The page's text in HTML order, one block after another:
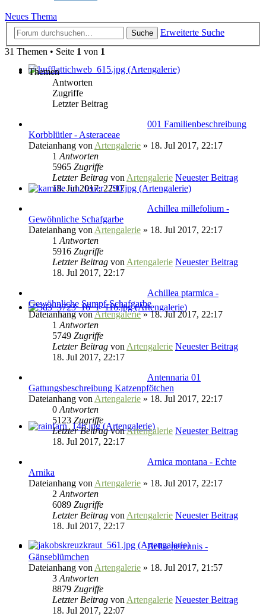
Neues Thema
Suche
Erweiterte Suche
31 Themen • Seite 1 von 1
Themen
Antworten
Zugriffe
Letzter Beitrag
001 Familienbeschreibung
Korbblütler - Asteraceae
Dateianhang von Artengalerie » 18. Jul 2017, 22:17
1 Antworten
5965 Zugriffe
Letzter Beitrag von Artengalerie Neuester Beitrag
18. Jul 2017, 22:17
Achillea millefolium -
Gewöhnliche Schafgarbe
Dateianhang von Artengalerie » 18. Jul 2017, 22:17
1 Antworten
5916 Zugriffe
Letzter Beitrag von Artengalerie Neuester Beitrag
18. Jul 2017, 22:17
Achillea ptarmica -
Gewöhnliche Sumpf-Schafgarbe
DateianhangvonArtengalerie» 18. Jul 2017, 22:17
1 Antworten
5749 Zugriffe
Letzter Beitrag von Artengalerie Neuester Beitrag
18. Jul 2017, 22:17
Antennaria 01
Gattungsbeschreibung Katzenpfötchen
Dateianhang von Artengalerie » 18. Jul 2017, 22:17
0 Antworten
5123 Zugriffe
Letzter BeitragvonArtengalerie Neuester Beitrag
18. Jul 2017, 22:17
Arnica montana - Echte
Arnika
Dateianhang von Artengalerie » 18. Jul 2017, 22:17
2 Antworten
6089 Zugriffe
Letzter Beitrag von Artengalerie Neuester Beitrag
18. Jul 2017, 22:17
Bellis perennis -
Gänseblümchen
Dateianhang von Artengalerie » 18. Jul 2017, 21:57
3 Antworten
8879 Zugriffe
Letzter Beitrag von Artengalerie Neuester Beitrag
18. Jul 2017, 22:07